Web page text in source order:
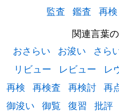
監査
鑑査 再検
関連言葉
おさらい
お浚い さら
リビュー
レビュー レ
再検
再検査 再検討 再
御浚い
御覧 復習 批評